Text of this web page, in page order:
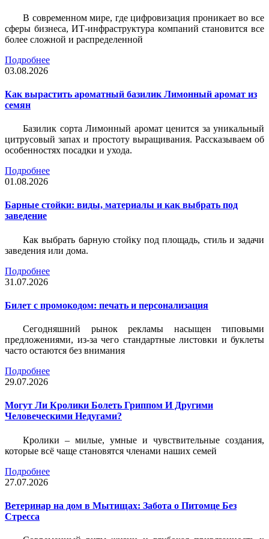
В современном мире, где цифровизация проникает во все
сферы бизнеса, ИТ-инфраструктура компаний становится все
более сложной и распределенной
Подробнее
03.08.2026
Как вырастить ароматный базилик Лимонный аромат из
семян
Базилик сорта Лимонный аромат ценится за уникальный
цитрусовый запах и простоту выращивания. Рассказываем об
особенностях посадки и ухода.
Подробнее
01.08.2026
Барные стойки: виды, материалы и как выбрать под
заведение
Как выбрать барную стойку под площадь, стиль и задачи
заведения или дома.
Подробнее
31.07.2026
Билет c промокодом: печать и персонализация
Сегодняшний рынок рекламы насыщен типовыми
предложениями, из-за чего стандартные листовки и буклеты
часто остаются без внимания
Подробнее
29.07.2026
Могут Ли Кролики Болеть Гриппом И Другими
Человеческими Недугами?
Кролики – милые, умные и чувствительные создания,
которые всё чаще становятся членами наших семей
Подробнее
27.07.2026
Ветеринар на дом в Мытищах: Забота о Питомце Без
Стресса